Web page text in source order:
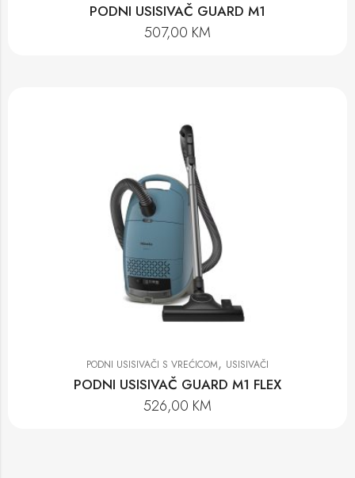
PODNI USISIVAČ GUARD M1
507,00 KM
PODNI USISIVAČI S VREĆICOM, USISIVAČI
PODNI USISIVAČ GUARD M1 FLEX
526,00 KM